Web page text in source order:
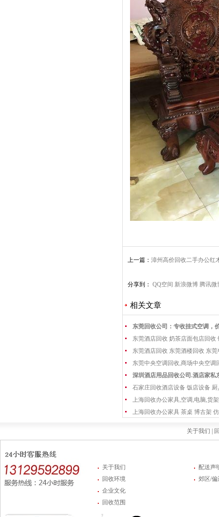
上一篇： 漳州高价回收二手办公红
分享到： QQ空间 新浪微博 腾讯微
相关文章
东莞回收公司：专收挂式空调，
东莞酒店回收 奶茶店面包店回收
东莞酒店回收 东莞酒楼回收 东
东莞中央空调回收,商场中央空调
深圳酒店用品回收公司.酒店家私
石家庄回收酒店设备 饭店设备 厨
上海回收办公家具,空调,电脑,货
上海回收办公家具 茶桌 博古架
关于我们 |
关于我们
回收环境
企业文化
回收范围
配送声
郊区/